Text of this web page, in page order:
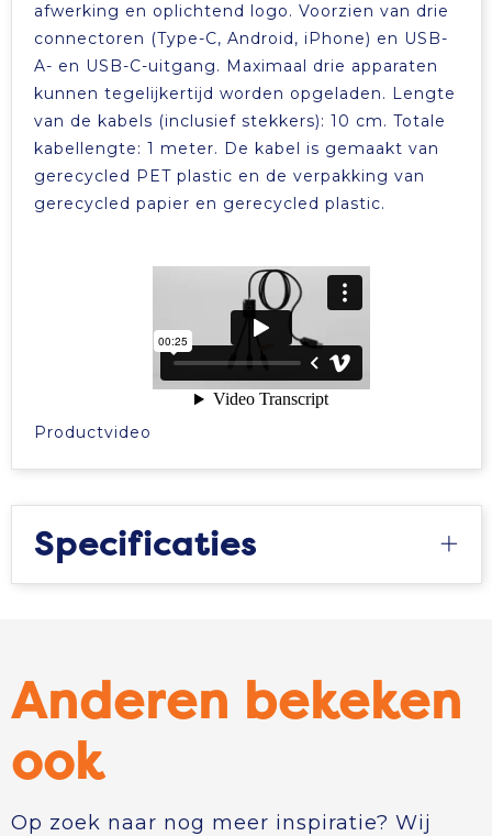
afwerking en oplichtend logo. Voorzien van drie
connectoren (Type-C, Android, iPhone) en USB-
A- en USB-C-uitgang. Maximaal drie apparaten
kunnen tegelijkertijd worden opgeladen. Lengte
van de kabels (inclusief stekkers): 10 cm. Totale
kabellengte: 1 meter. De kabel is gemaakt van
gerecycled PET plastic en de verpakking van
gerecycled papier en gerecycled plastic.
Productvideo
Specificaties
Anderen bekeken
ook
Op zoek naar nog meer inspiratie? Wij